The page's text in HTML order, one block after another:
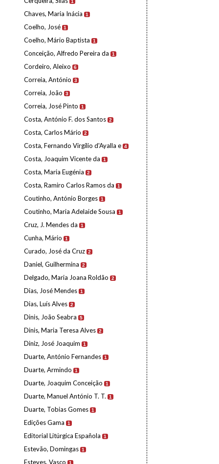
1
Chaves, Maria Inácia 1
Coelho, José 1
Coelho, Mário Baptista 1
Conceição, Alfredo Pereira da 1
Cordeiro, Aleixo 6
Correia, António 3
Correia, João 3
Correia, José Pinto 1
Costa, António F. dos Santos 2
Costa, Carlos Mário 2
Costa, Fernando Virgílio d'Ayalla e 4
Costa, Joaquim Vicente da 1
Costa, Maria Eugénia 2
Costa, Ramiro Carlos Ramos da 1
Coutinho, António Borges 1
Coutinho, Maria Adelaide Sousa 1
Cruz, J. Mendes da 1
Cunha, Mário 1
Curado, José da Cruz 2
Daniel, Guilhermina 2
Delgado, Maria Joana Roldão 2
Dias, José Mendes 1
Dias, Luís Alves 2
Dinis, João Seabra 5
Dinis, Maria Teresa Alves 2
Diniz, José Joaquim 1
Duarte, António Fernandes 1
Duarte, Armindo 1
Duarte, Joaquim Conceição 1
Duarte, Manuel António T. T. 1
Duarte, Tobias Gomes 1
Edições Gama 1
Editorial Litúrgica Española 1
Estevão, Domingas 1
Esteves, Vasco 1